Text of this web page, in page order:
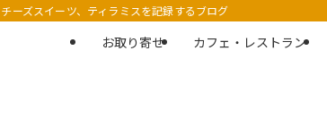
ーズスイーツ、ティラミスを記録するブログ
お取り寄せ カフェ・レストラン